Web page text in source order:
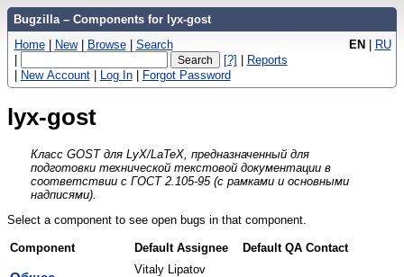
Bugzilla – Components for lyx-gost
EN | RU
Home | New | Browse | Search
|
[?] | Reports
| New Account | Log In | Forgot Password
lyx-gost
Класс GOST для LyX/LaTeX, предназначенный для
подготовки технической текстовой документации в
соответствии с ГОСТ 2.105-95 (с рамками и основными
надписями).
Select a component to see open bugs in that component.
Component Default Assignee Default QA Contact
Vitaly Lipatov